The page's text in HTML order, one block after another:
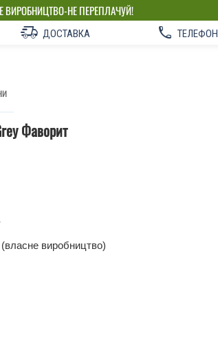
ВИРОБНИЦТВО-НЕ ПЕРЕПЛАЧУЙ!
ДОСТАВКА ТЕЛЕФОН
Фаворит
(власне виробництво)